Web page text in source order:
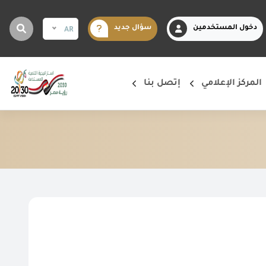
دخول المستخدمين سؤال جديد AR
المركز الإعلامي إتصل بنا